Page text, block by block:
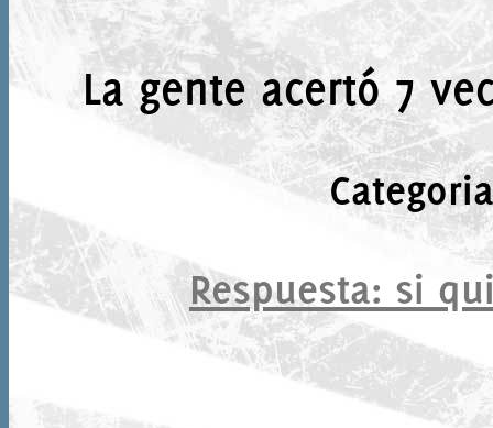
La gente acertó 7
Respuesta: si